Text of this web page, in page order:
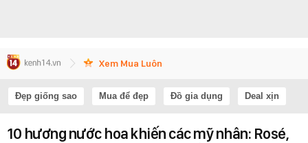
Xem Mua Luôn
Đẹp giống sao Mua để đẹp Đồ gia dụng Deal xịn
10 hương nước hoa khiến các mỹ nhân: Rosé,